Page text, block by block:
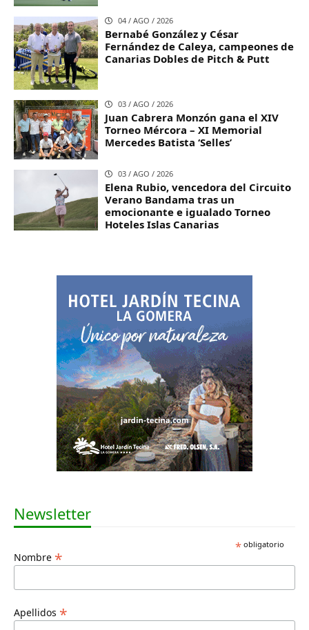
04 / AGO / 2026
Bernabé González y César
Fernández de Caleya, campeones de
Canarias Dobles de Pitch & Putt
03 / AGO / 2026
Juan Cabrera Monzón gana el XIV
Torneo Mércora – XI Memorial
Mercedes Batista ‘Selles’
03 / AGO / 2026
Elena Rubio, vencedora del Circuito
Verano Bandama tras un
emocionante e igualado Torneo
Hoteles Islas Canarias
Newsletter
*obligatorio
Nombre *
Apellidos *